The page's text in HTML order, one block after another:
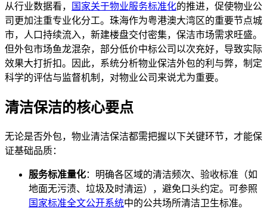
从行业数据看， 国家关于物业服务标准化的推进，促使物业公
司更加注重专业化分工。珠海作为粤港澳大湾区的重要节点城
市，人口持续流入，新建楼盘交付密集，保洁市场需求旺盛。
但外包市场鱼龙混杂，部分低价中标公司以次充好，导致实际
效果大打折扣。因此，系统分析物业保洁外包的利与弊，制定
科学的评估与监督机制，对物业公司来说尤为重要。
清洁保洁的核心要点
无论是否外包，物业清洁保洁都需把握以下关键环节，才能保
证基础品质：
服务标准量化：明确各区域的清洁频次、验收标准（如
地面无污渍、垃圾及时清运），避免口头约定。可参照
国家标准全文公开系统中的公共场所清洁卫生标准。